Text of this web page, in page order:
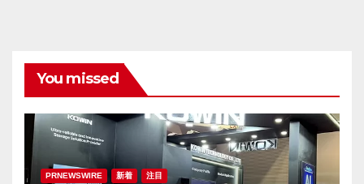
You missed
PRNEWSWIRE 新着 注目